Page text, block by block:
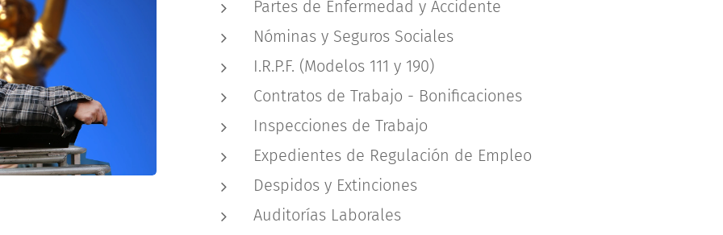
Partes de Enfermedad y Accidente
Nóminas y Seguros Sociales
I.R.P.F. (Modelos 111 y 190)
Contratos de Trabajo - Bonificaciones
Inspecciones de Trabajo
Expedientes de Regulación de Empleo
Despidos y Extinciones
Auditorías Laborales